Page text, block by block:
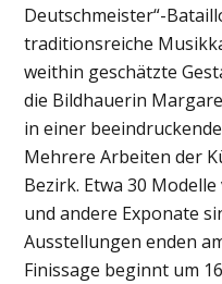
Deutschmeister“-
traditionsreiche
weithin geschätzte
die Bildhauerin
in einer
Mehrere Arbeiten der
Bezirk. Etwa 30
und andere Exponate
Ausstellungen enden
Finissage beginnt um